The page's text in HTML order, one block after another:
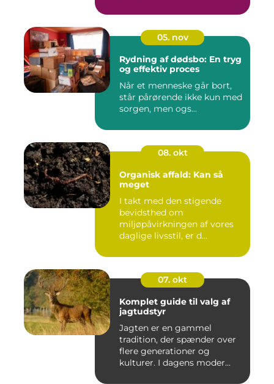
05. nov
Rydning af dødsbo: En tryg
og effektiv proces
Når et menneske går bort,
står pårørende ikke kun med
sorgen, men ogs...
08. okt
Organisk affald: Kan så
meget
I takt med den stigende
bevidsthed om
miljøpåvirkningen af vores
daglige livsstil, er d...
07. okt
Komplet guide til valg af
jagtudstyr
Jagten er en gammel
tradition, der spænder over
flere generationer og
kulturer. I dagens moder...